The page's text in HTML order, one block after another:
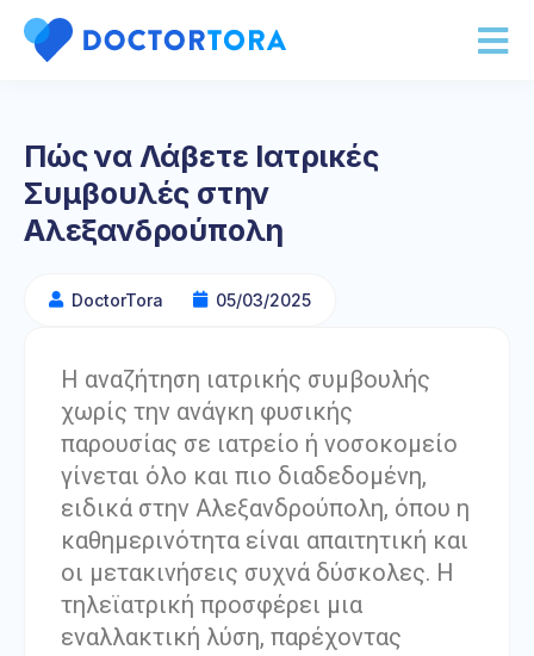
Πώς να Λάβετε Ιατρικές
Συμβουλές στην
Αλεξανδρούπολη
DoctorTora 05/03/2025
Η αναζήτηση ιατρικής συμβουλής
χωρίς την ανάγκη φυσικής
παρουσίας σε ιατρείο ή νοσοκομείο
γίνεται όλο και πιο διαδεδομένη,
ειδικά στην Αλεξανδρούπολη, όπου η
καθημερινότητα είναι απαιτητική και
οι μετακινήσεις συχνά δύσκολες. Η
τηλεϊατρική προσφέρει μια
εναλλακτική λύση, παρέχοντας